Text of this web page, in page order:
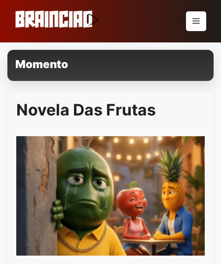
conteúdo
Menu
Momento
Novela Das Frutas